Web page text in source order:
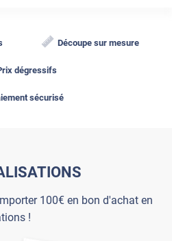
Découpe sur mesure
dégressifs
sécurisé
100€ en bon d'achat en
!